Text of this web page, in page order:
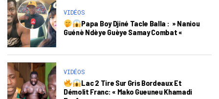
VIDÉOS
Papa Boy Djiné Tacle Balla : » Naniou
Guénè Ndèye Guèye Samay Combat «
VIDÉOS
Lac 2 Tire Sur Gris Bordeaux Et
Démolit Franc: « Mako Gueuneu Khamadi